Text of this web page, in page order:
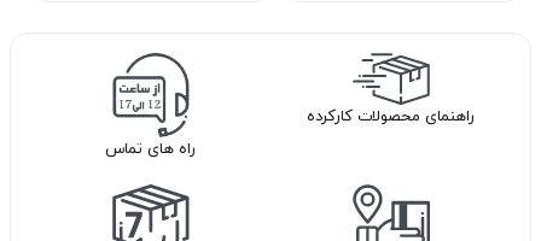
راهنمای محصولات کارکرده
راه های تماس